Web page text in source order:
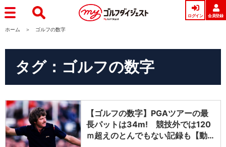
ログイン 会員登録
ホーム ゴルフの数字
タグ：ゴルフの数字
【ゴルフの数字】PGAツアーの最
長パットは34m! 競技外では120
ｍ超えのとんでもない記録も【動